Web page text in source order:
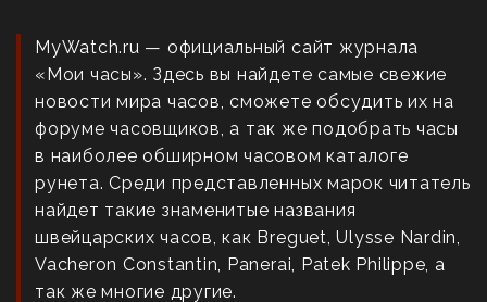
MyWatch.ru — официальный сайт журнала
«Мои часы». Здесь вы найдете самые свежие
новости мира часов, сможете обсудить их на
форуме часовщиков, а так же подобрать часы
в наиболее обширном часовом каталоге
рунета. Среди представленных марок читатель
найдет такие знаменитые названия
швейцарских часов, как Breguet, Ulysse Nardin,
Vacheron Constantin, Panerai, Patek Philippe, а
так же многие другие.